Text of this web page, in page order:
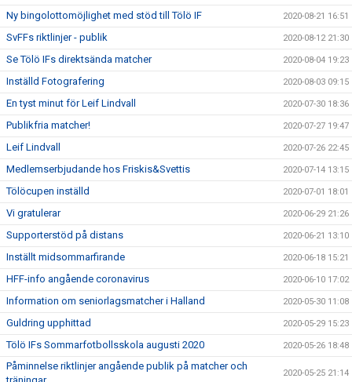
Ny bingolottomöjlighet med stöd till Tölö IF 2020-08-21 16:51
SvFFs riktlinjer - publik 2020-08-12 21:30
Se Tölö IFs direktsända matcher 2020-08-04 19:23
Inställd Fotografering 2020-08-03 09:15
En tyst minut för Leif Lindvall 2020-07-30 18:36
Publikfria matcher! 2020-07-27 19:47
Leif Lindvall 2020-07-26 22:45
Medlemserbjudande hos Friskis&Svettis 2020-07-14 13:15
Tölöcupen inställd 2020-07-01 18:01
Vi gratulerar 2020-06-29 21:26
Supporterstöd på distans 2020-06-21 13:10
Inställt midsommarfirande 2020-06-18 15:21
HFF-info angående coronavirus 2020-06-10 17:02
Information om seniorlagsmatcher i Halland 2020-05-30 11:08
Guldring upphittad 2020-05-29 15:23
Tölö IFs Sommarfotbollsskola augusti 2020 2020-05-26 18:48
Påminnelse riktlinjer angående publik på matcher och
2020-05-25 21:14